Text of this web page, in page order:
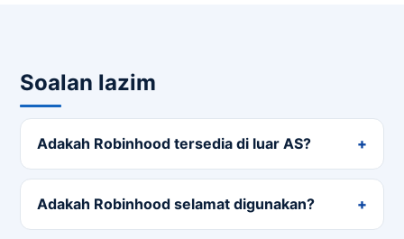
Soalan lazim
Adakah Robinhood tersedia di luar AS?
Adakah Robinhood selamat digunakan?